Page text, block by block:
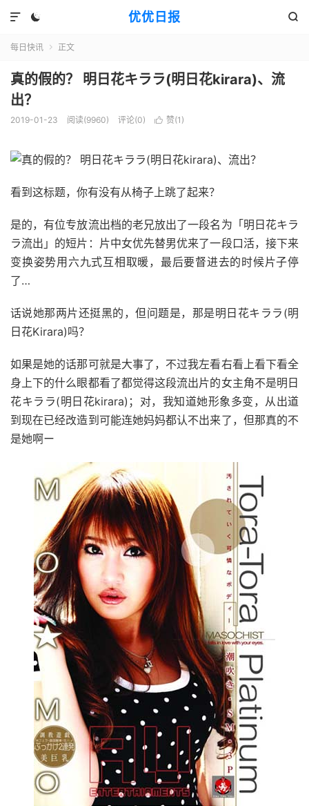
优优日报
 

每日快讯  正文
真的假的？ 明日花キララ(明日花kirara)、流
出？
2019-01-23 阅读(9960) 评论(0)  赞(1 )
看到这标题，你有没有从椅子上跳了起来？
是的，有位专放流出档的老兄放出了一段名为「明日花キラ
ラ流出」的短片：片中女优先替男优来了一段口活，接下来
变换姿势用六九式互相取暖，最后要督进去的时候片子停
了…
话说她那两片还挺黑的，但问题是，那是明日花キララ(明
日花Kirara)吗？
如果是她的话那可就是大事了，不过我左看右看上看下看全
身上下的什么眼都看了都觉得这段流出片的女主角不是明日
花キララ(明日花kirara)；对，我知道她形象多变，从出道
到现在已经改造到可能连她妈妈都认不出来了，但那真的不
是她啊ー